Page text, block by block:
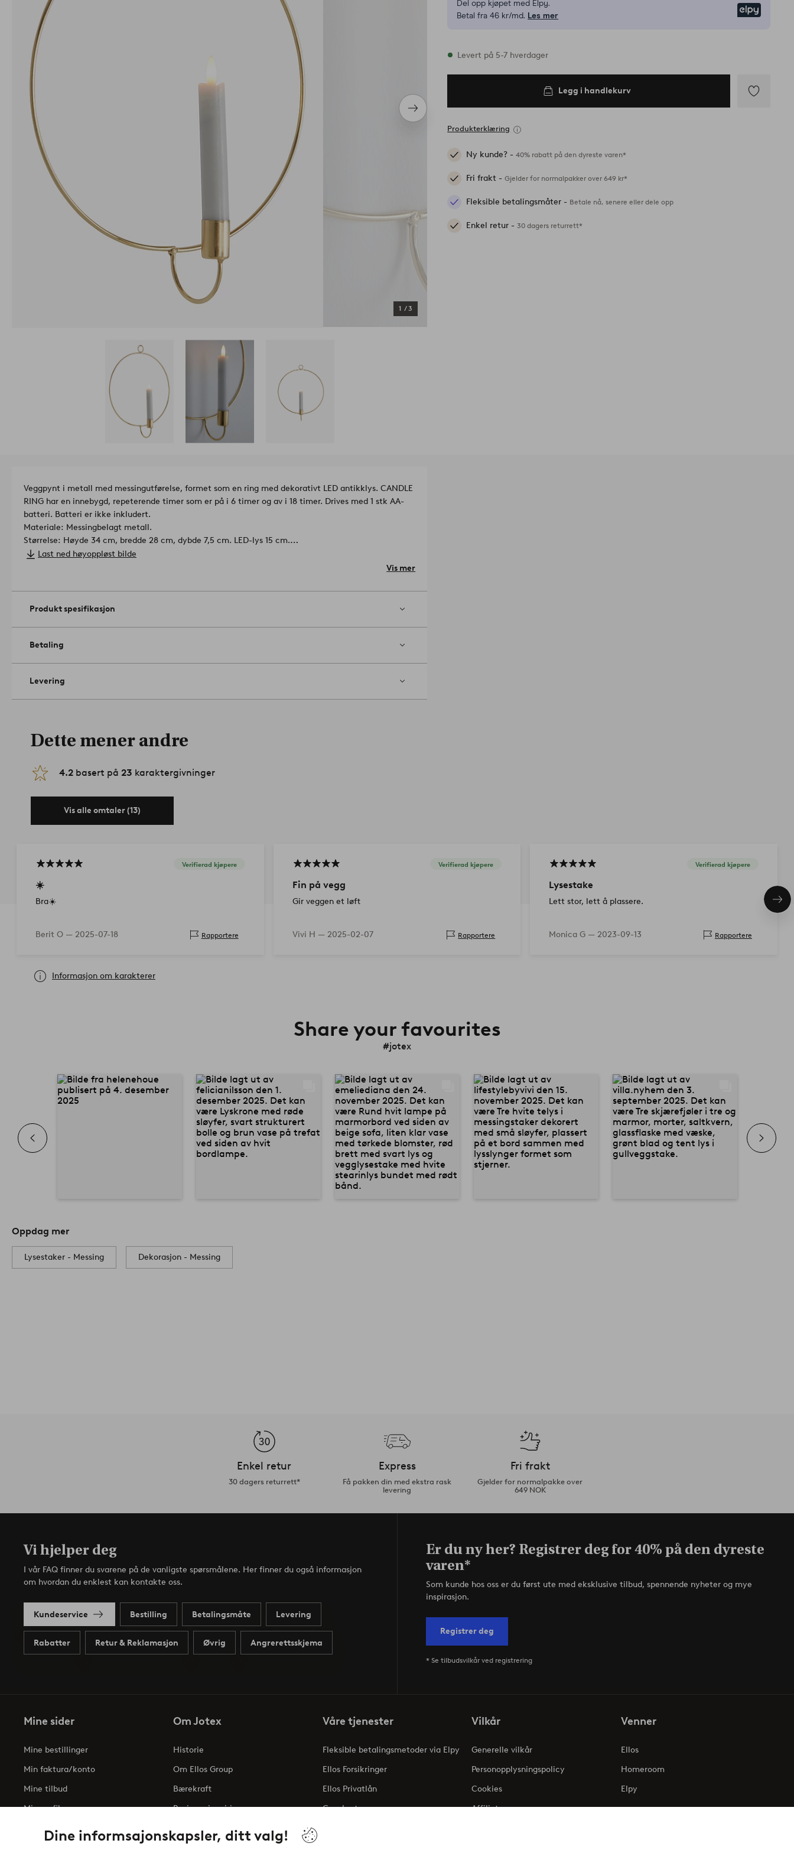
Dine informsajonskapsler, ditt valg!
Neste
produkt
1 /3
Del opp kjøpet med Elpy.
Betal fra 46 kr/md. Les mer
På lager
Levert på 5-7 hverdager
Legg i handlekurv
Produkterklæring
Ny kunde? -40% rabatt på den dyreste varen*
Fri frakt -Gjelder for normalpakker over 649 kr*
Fleksible betalingsmåter - Betale nå, senere eller dele opp
Enkel retur -30 dagers returrett*
Veggpynt i metall med messingutførelse, formet som en ring med dekorativt LED antikklys. CANDLE
RING har en innebygd, repeterende timer som er på i 6 timer og av i 18 timer. Drives med 1 stk AA-
batteri. Batteri er ikke inkludert.
Materiale: Messingbelagt metall.
Størrelse: Høyde 34 cm, bredde 28 cm, dybde 7,5 cm. LED-lys 15 cm.
Sokkel/pære: LED, ikke utbyttbar. Lyskilde medfølger.
Last ned høyoppløst bilde
Vis mer
Produkt spesifikasjon
Betaling
Levering
Dette mener andre
4.2 basert på 23 karaktergivninger
Vis alle omtaler (13)
Verifierad kjøpere
☀️
Bra☀️
Berit O — 2025-07-18 Rapportere
Verifierad kjøpere
Fin på vegg
Gir veggen et løft
Vivi H — 2025-02-07 Rapportere
Verifierad kjøpere
Lysestake
Lett stor, lett å plassere.
Monica G — 2023-09-13 Rapportere
Informasjon om karakterer
Share your favourites
#jotex
Oppdag mer
Lysestaker - Messing Dekorasjon - Messing
Enkel retur
30 dagers returrett*
Express
Få pakken din med ekstra rask
levering
Fri frakt
Gjelder for normalpakke over
649 NOK
Vi hjelper deg
I vår FAQ finner du svarene på de vanligste spørsmålene. Her finner du også informasjon
om hvordan du enklest kan kontakte oss.
Kundeservice Bestilling Betalingsmåte Levering
Rabatter Retur & Reklamasjon Øvrig Angrerettsskjema
Er du ny her? Registrer deg for 40% på den dyreste
varen*
Som kunde hos oss er du først ute med eksklusive tilbud, spennende nyheter og mye
inspirasjon.
Registrer deg
* Se tilbudsvilkår ved registrering
Mine sider
Mine bestillinger
Min faktura/konto
Mine tilbud
Min profil
Om Jotex
Historie
Om Ellos Group
Bærekraft
Business inquiries
Tilgjengelighetserklæring
Våre tjenester
Fleksible betalingsmetoder via Elpy
Ellos Forsikringer
Ellos Privatlån
Gavekort
Vilkår
Generelle vilkår
Personopplysningspolicy
Cookies
Affiliate
Venner
Ellos
Homeroom
Elpy